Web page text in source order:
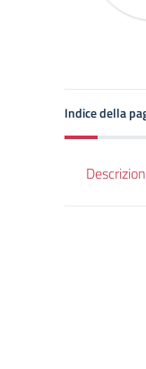
Indice della